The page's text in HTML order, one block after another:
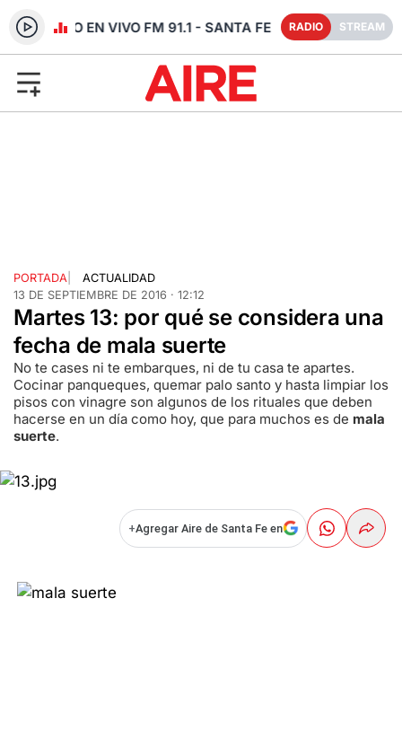
RADIO EN VIVO FM 91.1 - SANTA FE RADIO STREAM
PORTADA
ACTUALIDAD
13 DE SEPTIEMBRE DE 2016 · 12:12
Martes 13: por qué se considera una
fecha de mala suerte
No te cases ni te embarques, ni de tu casa te apartes.
Cocinar panqueques, quemar palo santo y hasta limpiar los
pisos con vinagre son algunos de los rituales que deben
hacerse en un día como hoy, que para muchos es de mala
suerte.
+Agregar Aire de Santa Fe en